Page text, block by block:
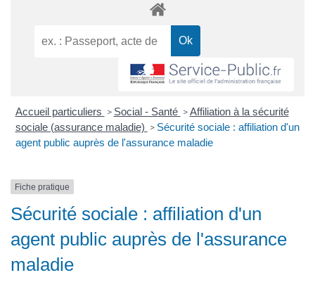
Accueil particuliers > Social - Santé > Affiliation à la sécurité
sociale (assurance maladie) > Sécurité sociale : affiliation d'un
agent public auprès de l'assurance maladie
Fiche pratique
Sécurité sociale : affiliation d'un
agent public auprès de l'assurance
maladie